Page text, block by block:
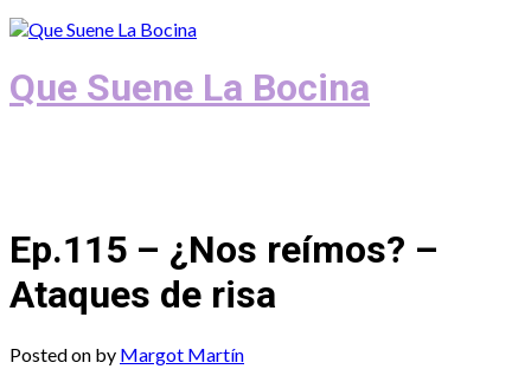
Que Suene La Bocina
Ep.115 – ¿Nos reímos? –
Ataques de risa
Posted on by Margot Martín